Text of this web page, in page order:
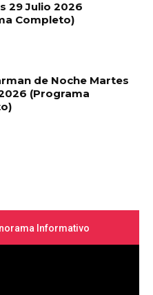
29 Julio 2026
Completo)
de Noche Martes
(Programa
Informativo